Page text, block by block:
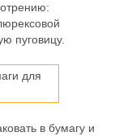
пуговицу.
в бумагу и